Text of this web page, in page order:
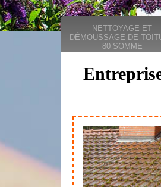
NETTOYAGE ET
DÉMOUSSAGE DE
80 SOMME